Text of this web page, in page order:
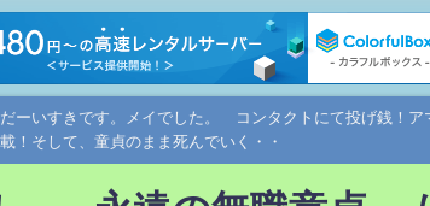
ーいすきです。メイでした。 コンタクトにて投げ銭！
！そして、童貞のまま死んでいく・・